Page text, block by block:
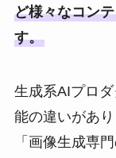
ど様々なコン
す。
生成系AIプロ
能の違いがあ
「画像生成専